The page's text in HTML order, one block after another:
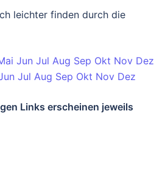
leichter finden durch die
Jun Jul Aug Sep Okt Nov Dez
Jul Aug Sep Okt Nov Dez
Links erscheinen jeweils